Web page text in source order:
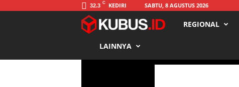
32.3 C KEDIRI SABTU, 8 AGUSTUS 2026
REGIONAL
LAINNYA